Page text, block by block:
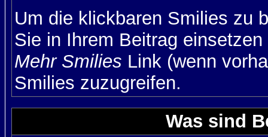
Um die klickbaren Smilies zu
Sie in Ihrem Beitrag
Mehr Smilies Link (wenn
Smilies zuzugreifen.
Was sind